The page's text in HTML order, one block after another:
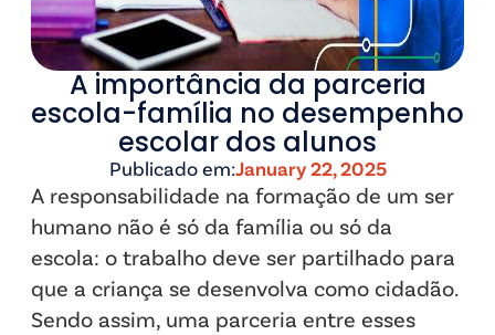
A importância da parceria
escola-família no desempenho
escolar dos alunos
Publicado em:January 22, 2025
A responsabilidade na formação de um ser
humano não é só da família ou só da
escola: o trabalho deve ser partilhado para
que a criança se desenvolva como cidadão.
Sendo assim, uma parceria entre esses